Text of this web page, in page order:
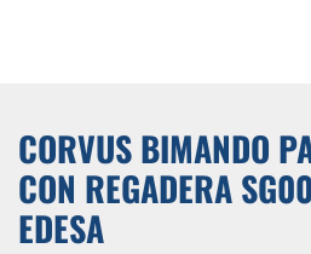
CORVUS BIMANDO
CON REGADERA
EDESA